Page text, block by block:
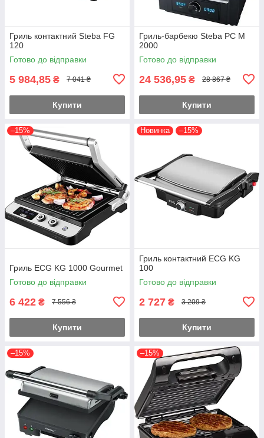
Гриль контактний Steba FG
120
Готово до відправки
5 984,85 ₴ 7 041 ₴
Купити
Гриль-барбекю Steba PC M
2000
Готово до відправки
24 536,95 ₴ 28 867 ₴
Купити
–15%
Гриль ECG KG 1000 Gourmet
Готово до відправки
6 422 ₴ 7 556 ₴
Купити
Новинка –15%
Гриль контактний ECG KG
100
Готово до відправки
2 727 ₴ 3 209 ₴
Купити
–15% –15%